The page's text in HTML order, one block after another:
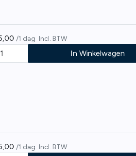
/1 dag Incl. BTW
In Winkelwagen
/1 dag Incl. BTW